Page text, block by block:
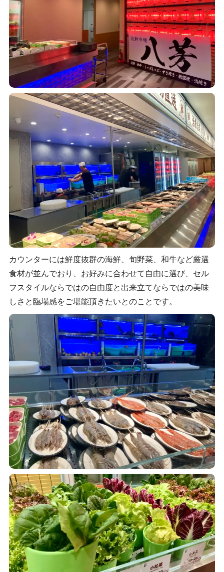
カウンターには鮮度抜群の海鮮、旬野菜、和牛など厳選
食材が並んでおり、お好みに合わせて自由に選び、セル
フスタイルならではの自由度と出来立てならではの美味
しさと臨場感をご堪能頂きたいとのことです。